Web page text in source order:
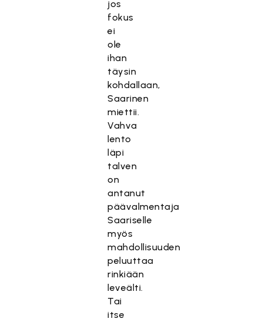
jos
fokus
ei
ole
ihan
täysin
kohdallaan,
Saarinen
miettii.
Vahva
lento
läpi
talven
on
antanut
päävalmentaja
Saariselle
myös
mahdollisuuden
peluuttaa
rinkiään
leveälti.
Tai
itse